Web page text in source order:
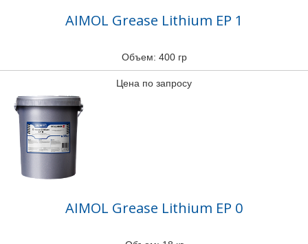
AIMOL Grease Lithium EP 1
Объем: 400 гр
Цена по запросу
AIMOL Grease Lithium EP 0